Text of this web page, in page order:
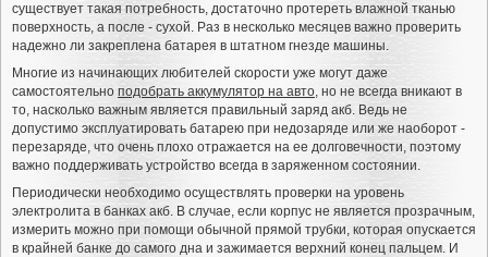
существует такая потребность, достаточно протереть влажной тканью
поверхность, а после - сухой. Раз в несколько месяцев важно проверить
надежно ли закреплена батарея в штатном гнезде машины.
Многие из начинающих любителей скорости уже могут даже
самостоятельно подобрать аккумулятор на авто, но не всегда вникают в
то, насколько важным является правильный заряд акб. Ведь не
допустимо эксплуатировать батарею при недозаряде или же наоборот -
перезаряде, что очень плохо отражается на ее долговечности, поэтому
важно поддерживать устройство всегда в заряженном состоянии.
Периодически необходимо осуществлять проверки на уровень
электролита в банках акб. В случае, если корпус не является прозрачным,
измерить можно при помощи обычной прямой трубки, которая опускается
в крайней банке до самого дна и зажимается верхний конец пальцем. И